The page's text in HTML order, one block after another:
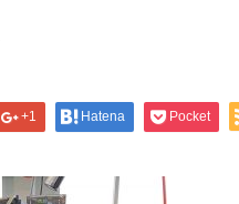
+1 Hatena Pocket